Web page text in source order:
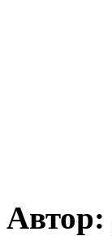
Автор: